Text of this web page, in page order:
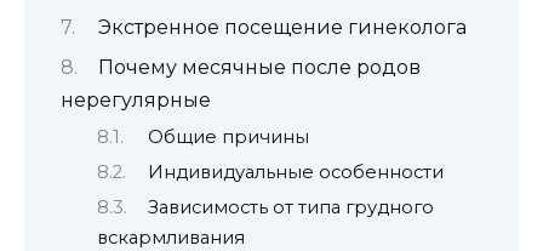
Экстренное посещение гинеколога
Почему месячные после родов
нерегулярные
Общие причины
Индивидуальные особенности
Зависимость от типа грудного
вскармливания